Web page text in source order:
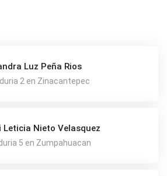
Luz Peña Rios
2 en Zinacantepec
Leticia Nieto Velasquez
5 en Zumpahuacan